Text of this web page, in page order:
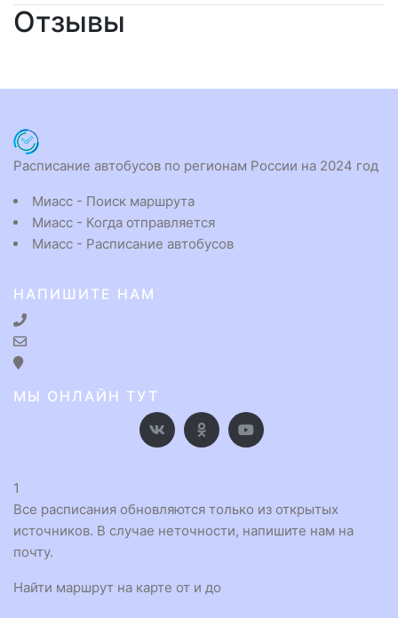
Отзывы
Расписание автобусов по регионам России на 2024 год
Миасс - Поиск маршрута
Миасс - Когда отправляется
Миасс - Расписание автобусов
НАПИШИТЕ НАМ
МЫ ОНЛАЙН ТУТ
1
Все расписания обновляются только из открытых
источников. В случае неточности, напишите нам на
почту.
Найти маршрут на карте от и до